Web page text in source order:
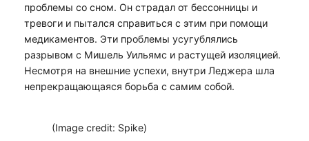
проблемы со сном. Он страдал от бессонницы и
тревоги и пытался справиться с этим при помощи
медикаментов. Эти проблемы усугублялись
разрывом с Мишель Уильямс и растущей изоляцией.
Несмотря на внешние успехи, внутри Леджера шла
непрекращающаяся борьба с самим собой.
(Image credit: Spike)